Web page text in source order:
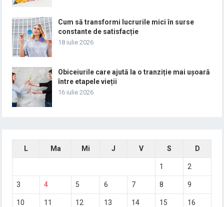
Cum să transformi lucrurile mici în surse
constante de satisfacție
18 iulie 2026
Obiceiurile care ajută la o tranziție mai ușoară
între etapele vieții
16 iulie 2026
L Ma Mi J V S D
1 2
3 4 5 6 7 8 9
10 11 12 13 14 15 16